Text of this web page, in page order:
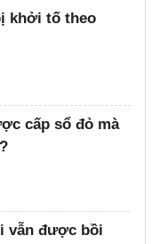
khởi tố theo
cấp sổ đỏ mà
vẫn được bồi